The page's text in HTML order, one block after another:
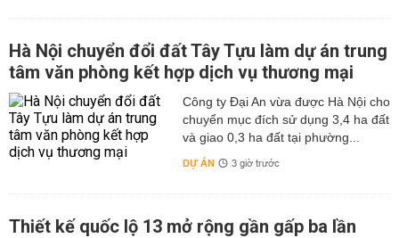
Hà Nội chuyển đổi đất Tây Tựu làm dự án trung
tâm văn phòng kết hợp dịch vụ thương mại
Công ty Đại An vừa được Hà Nội cho
chuyển mục đích sử dụng 3,4 ha đất
và giao 0,3 ha đất tại phường...
DỰ ÁN 3 giờ trước
Thiết kế quốc lộ 13 mở rộng gần gấp ba lần